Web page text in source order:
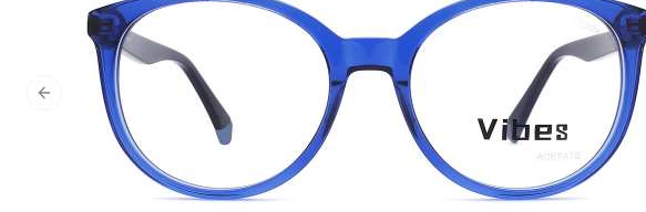
Previous slide